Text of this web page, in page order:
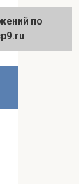
по